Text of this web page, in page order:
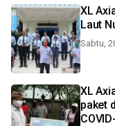
XL
Laut
Sabtu,
XL
paket